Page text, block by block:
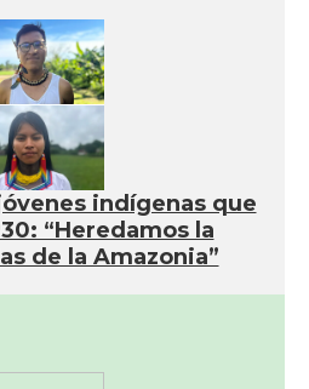
indígenas que
“Heredamos la
de la Amazonia”